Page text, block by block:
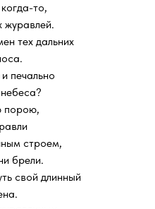
то,
журавлей.
тех дальних
печально
порою,
строем,
брели.
свой длинный